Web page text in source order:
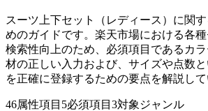
スーツ上下セット（レディース）に関
めのガイドです。楽天市場における各
検索性向上のため、必須項目であるカ
材の正しい入力および、サイズや点数
を正確に登録するための要点を解説して
46属性項目 5必須項目 3対象ジャンル